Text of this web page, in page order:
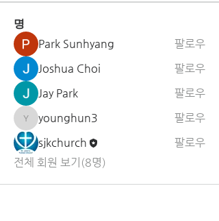
명
Park Sunhyang
팔로우
Joshua Choi
팔로우
Jay Park
팔로우
younghun3
younghun3
팔로우
sjkchurch
팔로우
전체 회원 보기(8명)